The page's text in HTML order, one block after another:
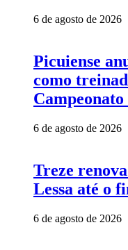
6 de agosto de 2026
Picuiense
como
6 de agosto de 2026
Treze
Lessa até o
6 de agosto de 2026